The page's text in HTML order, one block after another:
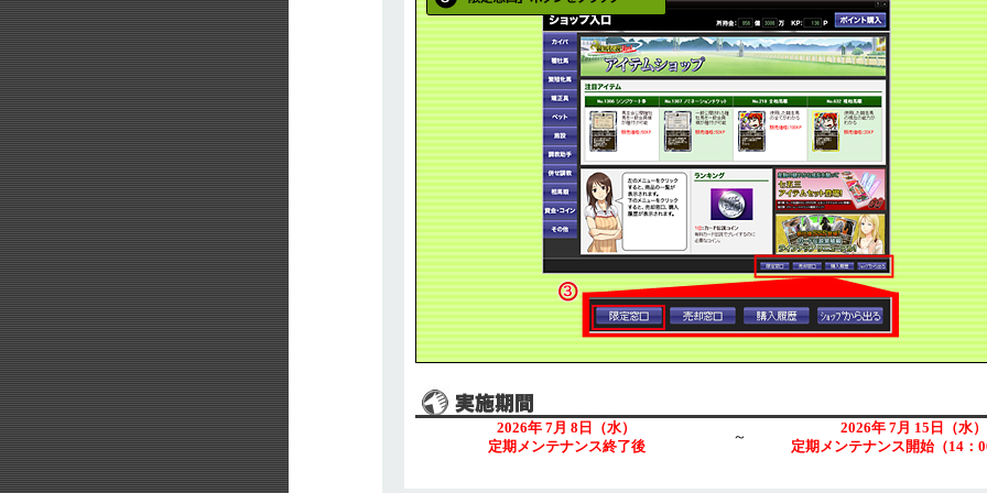
2026年 7月 8日（水）
定期メンテナンス終了後
～
2026年 7月 15日（水）
定期メンテナンス開始（14：